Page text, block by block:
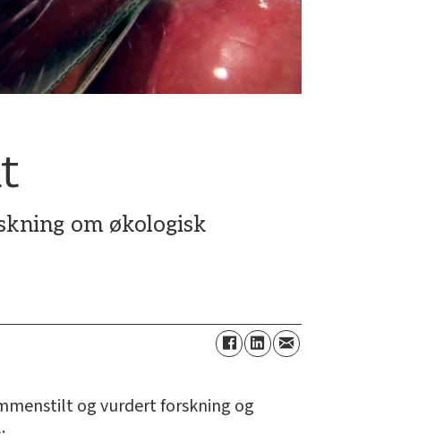
om økologisk
og vurdert forskning og